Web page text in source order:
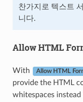
찬가지로 텍스트
니다.
Allow HTML
With Allow HTML
provide the HTML
whitespaces